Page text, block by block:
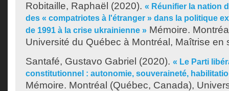
Robitaille, Raphaël (2020). « Réunifier la nation
des « compatriotes à l'étranger » dans la politique
de 1991 à la crise ukrainienne » Mémoire.
Université du Québec à Montréal, Maîtrise en
Santafé, Gustavo Gabriel (2020). « Le Parti
constitutionnel : autonomie, souveraineté,
Mémoire. Montréal (Québec, Canada),